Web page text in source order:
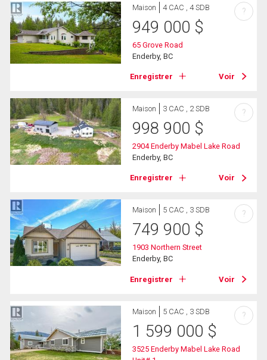
Maison 4 CAC , 4 SDB
949 000 $
65 Grove Road
Enderby, BC
Enregistrer Voir
?
Maison 3 CAC , 2 SDB
998 900 $
2904 Enderby Mabel Lake Road
Enderby, BC
Enregistrer Voir
?
Maison 5 CAC , 3 SDB
749 900 $
1903 Northern Street
Enderby, BC
Enregistrer Voir
?
Maison 5 CAC , 3 SDB
1 599 000 $
3525 Enderby Mabel Lake Road
?